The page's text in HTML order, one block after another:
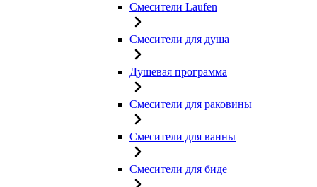
Смесители Laufen
Смесители для душа
Душевая программа
Смесители для раковины
Смесители для ванны
Смесители для биде